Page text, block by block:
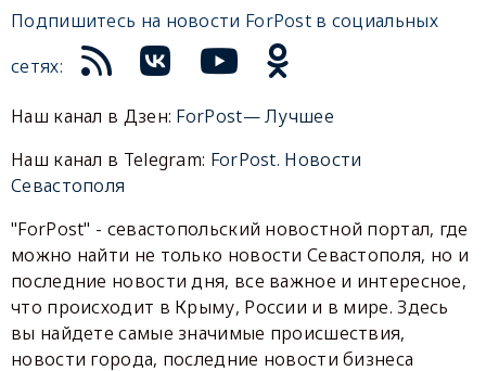
Подпишитесь на новости ForPost в социальных
сетях:
Наш канал в Дзен: ForPost— Лучшее
Наш канал в Telegram: ForPost. Новости
Севастополя
"ForPost" - севастопольский новостной портал, где
можно найти не только новости Севастополя, но и
последние новости дня, все важное и интересное,
что происходит в Крыму, России и в мире. Здесь
вы найдете самые значимые происшествия,
новости города, последние новости бизнеса